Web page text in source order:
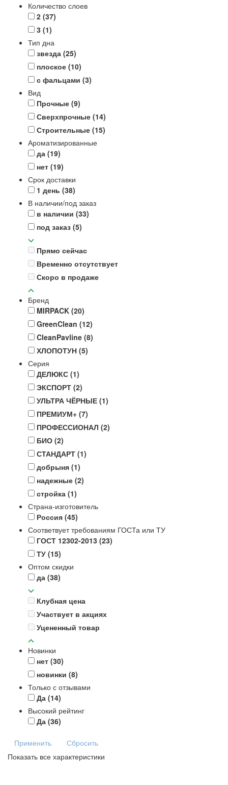
Количество слоев
2 (37)
3 (1)
Тип дна
звезда (25)
плоское (10)
с фальцами (3)
Вид
Прочные (9)
Сверхпрочные (14)
Строительные (15)
Ароматизированные
да (19)
нет (19)
Срок доставки
1 день (38)
В наличии/под заказ
в наличии (33)
под заказ (5)
Прямо сейчас
Временно отсутствует
Скоро в продаже
Бренд
MIRPACK (20)
GreenClean (12)
CleanPavline (8)
ХЛОПОТУН (5)
Серия
ДЕЛЮКС (1)
ЭКСПОРТ (2)
УЛЬТРА ЧЁРНЫЕ (1)
ПРЕМИУМ+ (7)
ПРОФЕССИОНАЛ (2)
БИО (2)
СТАНДАРТ (1)
добрыня (1)
надежные (2)
стройка (1)
Страна-изготовитель
Россия (45)
Соответвует требованиям ГОСТа или ТУ
ГОСТ 12302-2013 (23)
ТУ (15)
Оптом скидки
да (38)
Клубная цена
Участвует в акциях
Уцененный товар
Новинки
нет (30)
новинки (8)
Только с отзывами
Да (14)
Высокий рейтинг
Да (36)
Применить
Сбросить
Показать все характеристики